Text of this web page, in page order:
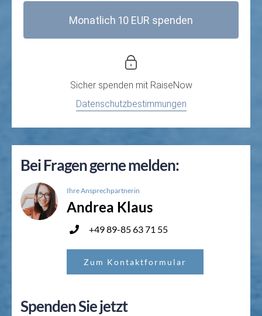
Monatlich 10 EUR spenden
Sicher spenden mit RaiseNow
Datenschutzbestimmungen
Bei Fragen gerne melden:
Ihre Ansprechpartnerin
Andrea Klaus
+49 89-85 63 71 55
Zum Kontaktformular
Spenden Sie jetzt